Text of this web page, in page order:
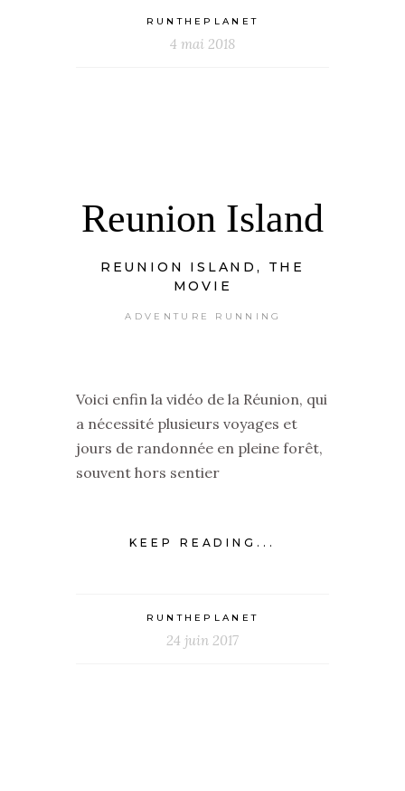
RUNTHEPLANET
4 mai 2018
Reunion Island
REUNION ISLAND, THE
MOVIE
ADVENTURE RUNNING
Voici enfin la vidéo de la Réunion, qui
a nécessité plusieurs voyages et
jours de randonnée en pleine forêt,
souvent hors sentier
KEEP READING...
RUNTHEPLANET
24 juin 2017